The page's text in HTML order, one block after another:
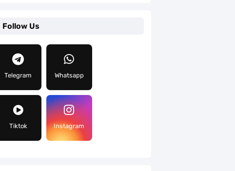
Follow Us
Telegram Whatsapp
Tiktok Instagram